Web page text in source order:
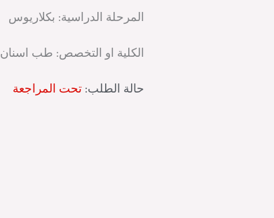
المرحلة الدراسية: بكلاريوس
الكلية او التخصص: طب اسنان
حالة الطلب: تحت المراجعة